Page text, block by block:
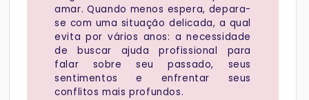
amar. Quando menos espera, depara-
se com uma situação delicada, a qual
evita por vários anos: a necessidade
de buscar ajuda profissional para
falar sobre seu passado, seus
sentimentos e enfrentar seus
conflitos mais profundos.